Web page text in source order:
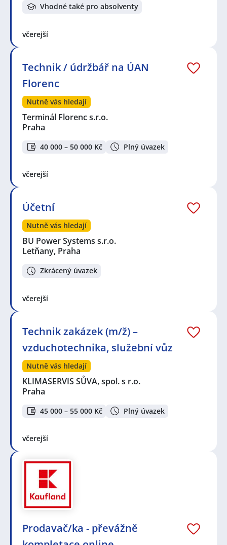
Vhodné také pro absolventy
včerejší
Technik / údržbář na ÚAN
Florenc
Nutně vás hledají
Terminál Florenc s.r.o.
Praha
40 000 – 50 000 Kč Plný úvazek
včerejší
Účetní
Nutně vás hledají
BU Power Systems s.r.o.
Letňany, Praha
Zkrácený úvazek
včerejší
Technik zakázek (m/ž) –
vzduchotechnika, služební vůz
Nutně vás hledají
KLIMASERVIS SŮVA, spol. s r.o.
Praha
45 000 – 55 000 Kč Plný úvazek
včerejší
Prodavač/ka - převážně